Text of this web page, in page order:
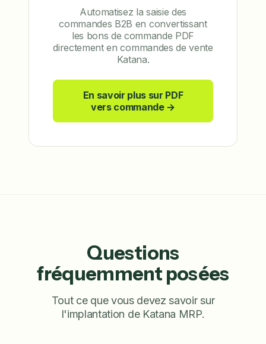
Automatisez la saisie des
commandes B2B en convertissant
les bons de commande PDF
directement en commandes de vente
Katana.
En savoir plus sur PDF
vers commande →
Questions
fréquemment posées
Tout ce que vous devez savoir sur
l'implantation de Katana MRP.